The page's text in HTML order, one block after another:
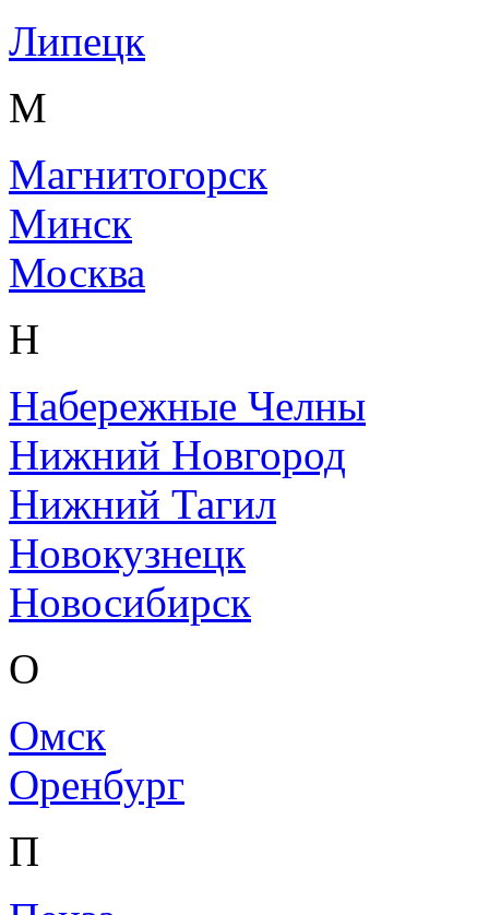
Липецк
М
Магнитогорск
Минск
Москва
Н
Набережные Челны
Нижний Новгород
Нижний Тагил
Новокузнецк
Новосибирск
О
Омск
Оренбург
П